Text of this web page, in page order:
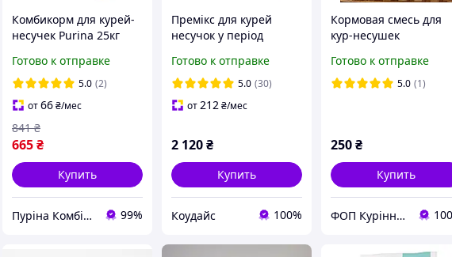
Комбикорм для курей-
несучек Purina 25кг
Готово к отправке
5.0 (2)
от66₴/мес
665₴
841 ₴
Купить
Пуріна Комбікорм 99%
Премікс для курей
несучок у період
Коудайс Україна
7901.025
Готово к отправке
5.0 (30)
от212₴/мес
2 120₴
Купить
Коудайс 100%
Кормовая смесь для
кур-несушек
Готово к отправке
5.0 (1)
250₴
Купить
ФОП Курінна О.О.